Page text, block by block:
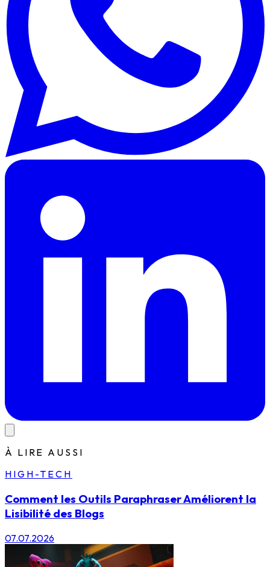
À LIRE AUSSI
HIGH-TECH
Comment les Outils Paraphraser Améliorent la
Lisibilité des Blogs
07.07.2026